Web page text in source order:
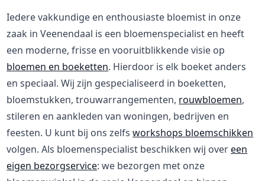
Iedere vakkundige en enthousiaste bloemist in onze
zaak in Veenendaal is een bloemenspecialist en heeft
een moderne, frisse en vooruitblikkende visie op
bloemen en boeketten. Hierdoor is elk boeket anders
en speciaal. Wij zijn gespecialiseerd in boeketten,
bloemstukken, trouwarrangementen, rouwbloemen,
stileren en aankleden van woningen, bedrijven en
feesten. U kunt bij ons zelfsworkshops bloemschikken
volgen. Als bloemenspecialist beschikken wij overeen
eigen bezorgservice: we bezorgen met onze